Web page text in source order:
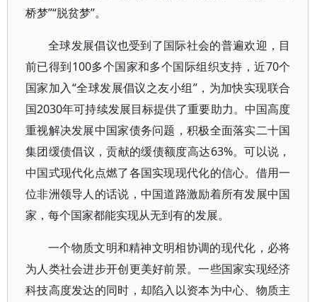
桥梦”“脱贫梦”。
全球发展倡议也受到了国际社会的普遍欢迎，目
前已得到100多个国家和多个国际组织支持，近70个
国家加入“全球发展倡议之友小组”，为加快实现联合
国2030年可持续发展目标提供了重要助力。中国高度
重视解决发展中国家债务问题，积极全面落实二十国
集团缓债倡议，贡献的缓债额度高达63%。可以说，
中国式现代化点燃了各国实现现代化的信心。借用一
位非洲领导人的话说，中国道路激励着所有发展中国
家，每个国家都能实现从无到有的发展。
一个物质文明和精神文明相协调的现代化，必将
为人类社会进步开创更美好前景。一些国家实现经济
科技高度发达的同时，却陷入以资本为中心、物质主